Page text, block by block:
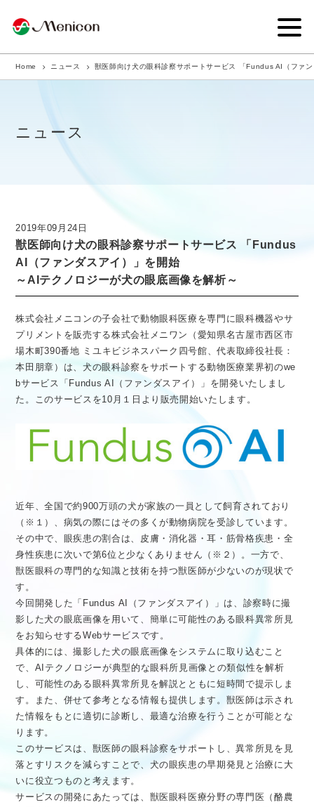
企業情報
商品サイト
ニュース
採用情報
医療従事者向け情報 GLOBAL
Home ニュース 獣医師向け犬の眼科診察サポートサービス 「Fundus AI（ファ
ニュース
2019年09月24日
獣医師向け犬の眼科診察サポートサービス 「Fundus
AI（ファンダスアイ）」を開始
～AIテクノロジーが犬の眼底画像を解析～
株式会社メニコンの子会社で動物眼科医療を専門に眼科機器やサ
プリメントを販売する株式会社メニワン（愛知県名古屋市西区市
場木町390番地 ミユキビジネスパーク四号館、代表取締役社長：
本田朋章）は、犬の眼科診察をサポートする動物医療業界初のwe
bサービス「Fundus AI（ファンダスアイ）」を開発いたしまし
た。このサービスを10月１日より販売開始いたします。
近年、全国で約900万頭の犬が家族の一員として飼育されており
（※１）、病気の際にはその多くが動物病院を受診しています。
その中で、眼疾患の割合は、皮膚・消化器・耳・筋骨格疾患・全
身性疾患に次いで第6位と少なくありません（※２）。一方で、
獣医眼科の専門的な知識と技術を持つ獣医師が少ないのが現状で
す。
今回開発した「Fundus AI（ファンダスアイ）」は、診察時に撮
影した犬の眼底画像を用いて、簡単に可能性のある眼科異常所見
をお知らせするWebサービスです。
具体的には、撮影した犬の眼底画像をシステムに取り込むこと
で、AIテクノロジーが典型的な眼科所見画像との類似性を解析
し、可能性のある眼科異常所見を解説とともに短時間で提示しま
す。また、併せて参考となる情報も提供します。獣医師は示され
た情報をもとに適切に診断し、最適な治療を行うことが可能とな
ります。
このサービスは、獣医師の眼科診察をサポートし、異常所見を見
落とすリスクを減らすことで、犬の眼疾患の早期発見と治療に大
いに役立つものと考えます。
サービスの開発にあたっては、獣医眼科医療分野の専門医（酪農